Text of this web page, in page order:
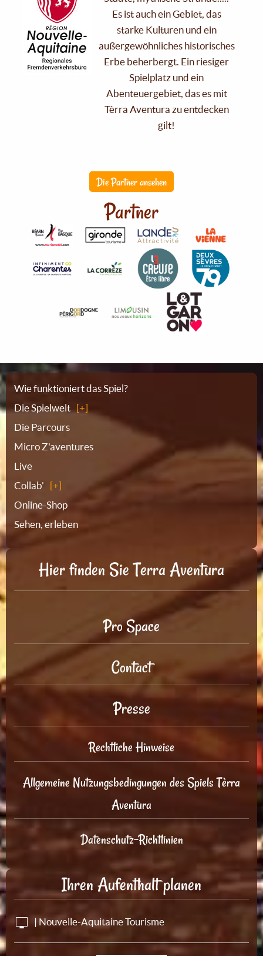
Es ist auch ein Gebiet, das
starke Kulturen und ein
außergewöhnliches historisches
Erbe beherbergt. Ein riesiger
Spielplatz und ein
Abenteuergebiet, das es mit
Tèrra Aventura zu entdecken
gilt!
Die Partner ansehen
Partner
Sitemap
Wie funktioniert das Spiel?
Die Spielwelt
Die Parcours
Micro Z'aventures
Live
Collab'
Online-Shop
Sehen, erleben
Hier finden Sie Terra Aventura
Pro Space
Contact
Presse
Rechtliche Hinweise
Allgemeine Nutzungsbedingungen des Spiels Tèrra
Aventura
Datenschutz-Richtlinien
Ihren Aufenthalt planen
| Nouvelle-Aquitaine Tourisme